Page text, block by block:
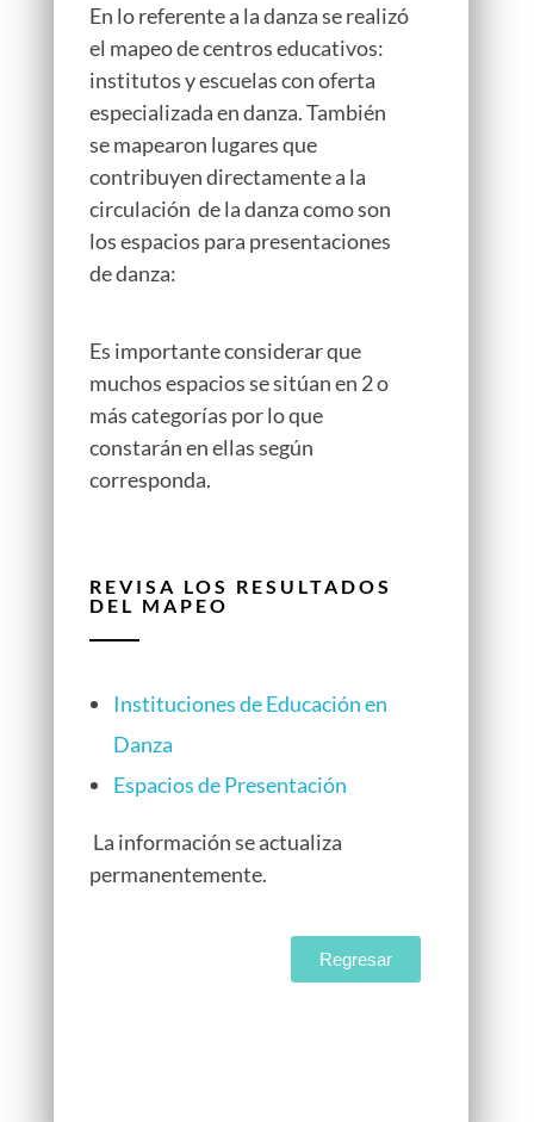
En lo referente a la danza se realizó
el mapeo de centros educativos:
institutos y escuelas con oferta
especializada en danza. También
se mapearon lugares que
contribuyen directamente a la
circulación de la danza como son
los espacios para presentaciones
de danza:
Es importante considerar que
muchos espacios se sitúan en 2 o
más categorías por lo que
constarán en ellas según
corresponda.
REVISA LOS RESULTADOS
DEL MAPEO
Instituciones de Educación en
Danza
Espacios de Presentación
La información se actualiza
permanentemente.
Regresar